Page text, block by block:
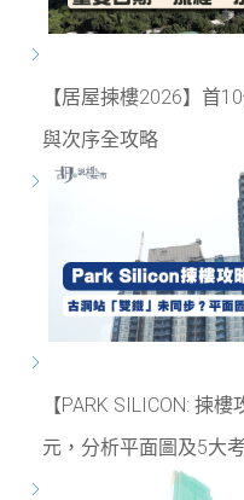
【居屋揀樓2026】首
與次序全攻略
【PARK SILICON: 揀
元，分析平面圖及5大